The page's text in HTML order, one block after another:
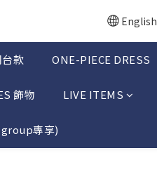
English
款 ONE-PIECE DRESS
飾物 LIVE ITEMS
專享)